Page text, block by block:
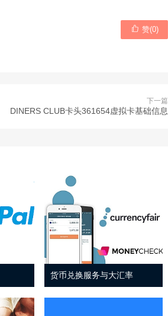
 赞(0)
下一篇
DINERS CLUB卡头361654虚拟卡基础信息
货币兑换服务与大汇率